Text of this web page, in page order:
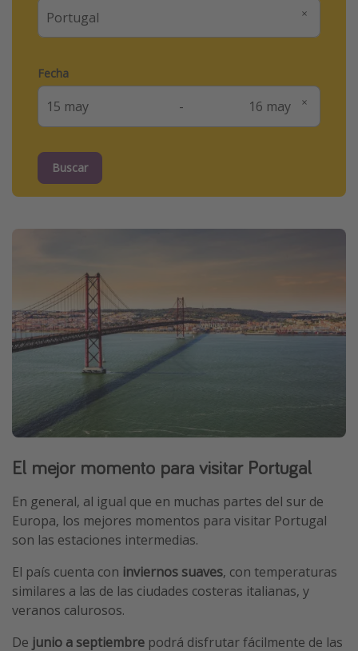
Fecha
-
Buscar
El mejor momento para visitar Portugal
En general, al igual que en muchas partes del sur de
Europa, los mejores momentos para visitar Portugal
son las estaciones intermedias.
El país cuenta con inviernos suaves, con temperaturas
similares a las de las ciudades costeras italianas, y
veranos calurosos.
De junio a septiembre podrá disfrutar fácilmente de las